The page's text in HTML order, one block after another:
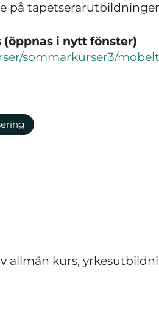
på
i nytt fönster)
sommarkurser3/
allmän kurs,